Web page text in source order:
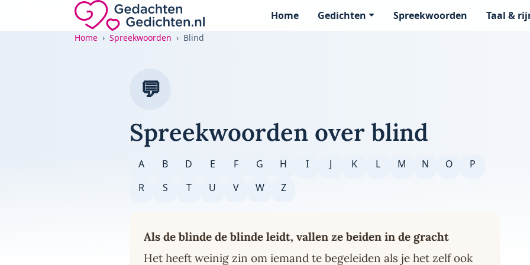
Direct naar de inhoud
Gedachten-Gedichten.nl — naar de homepage
Home Gedichten Spreekwoorden Taal &
Home Spreekwoorden Blind
💬
Spreekwoorden over blind
A B D E F G H I J K L M N O
P
R
S T U V W Z
Als de blinde de blinde leidt, vallen ze beiden in de gracht
Het heeft weinig zin om iemand te begeleiden als je het zelf ook